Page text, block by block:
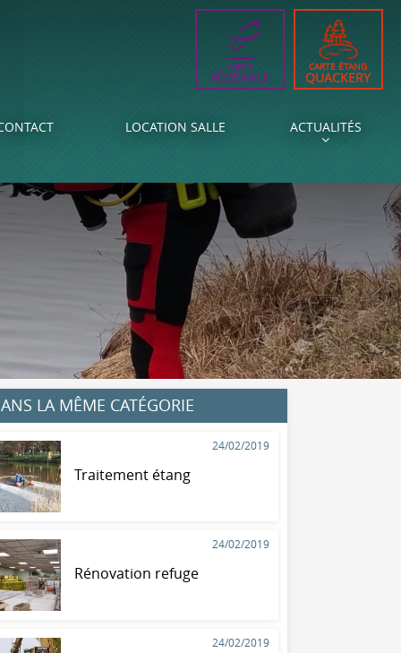
CARTE
FÉDÉRALE
CARTE ÉTANG
QUACKERY
LOCATION SALLE ACTUALITÉS
LA MÊME CATÉGORIE
24/02/2019
Traitement étang
24/02/2019
Rénovation refuge
24/02/2019